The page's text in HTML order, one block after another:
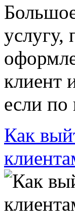
услугу,
клиент
если по
Как